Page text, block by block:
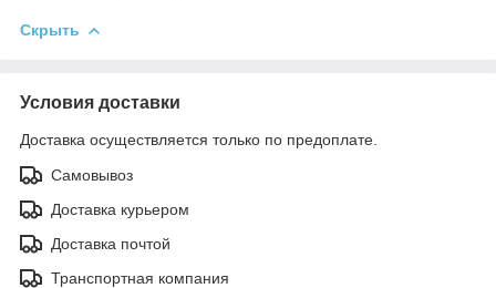
Скрыть
Условия доставки
Доставка осуществляется только по предоплате.
Самовывоз
Доставка курьером
Доставка почтой
Транспортная компания